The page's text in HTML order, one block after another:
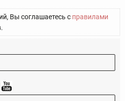
Вы соглашаетесь с правилами